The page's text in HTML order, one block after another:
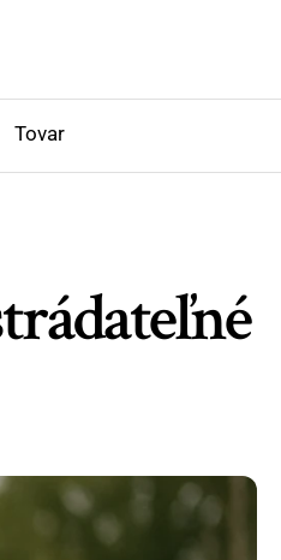
Tovar